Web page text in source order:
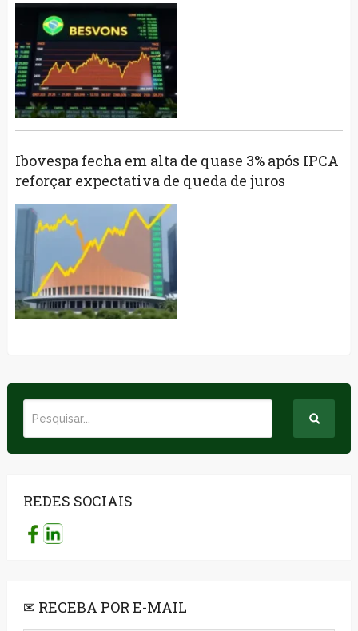
Ibovespa fecha em alta de quase 3% após IPCA
reforçar expectativa de queda de juros
REDES SOCIAIS
✉ RECEBA POR E-MAIL